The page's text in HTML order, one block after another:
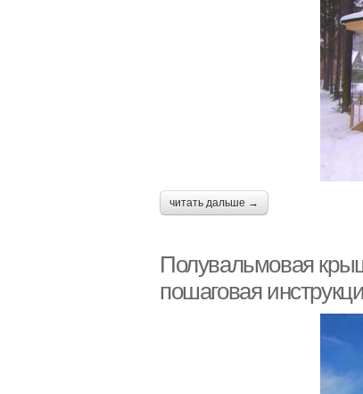
читать дальше →
Полувальмовая
пошаговая